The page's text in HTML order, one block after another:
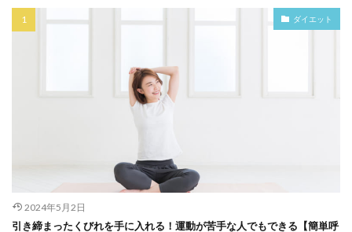
ダイエット
2024年5月2日
引き締まったくびれを手に入れる！運動が苦手な人でもできる【簡単呼